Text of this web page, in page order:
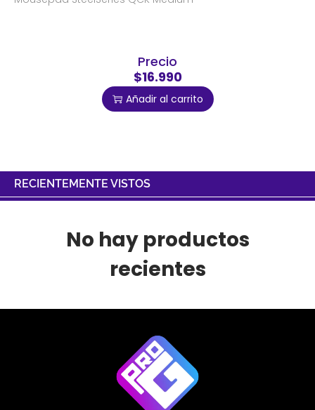
Precio
$16.990
Añadir al carrito
RECIENTEMENTE VISTOS
No hay productos
recientes